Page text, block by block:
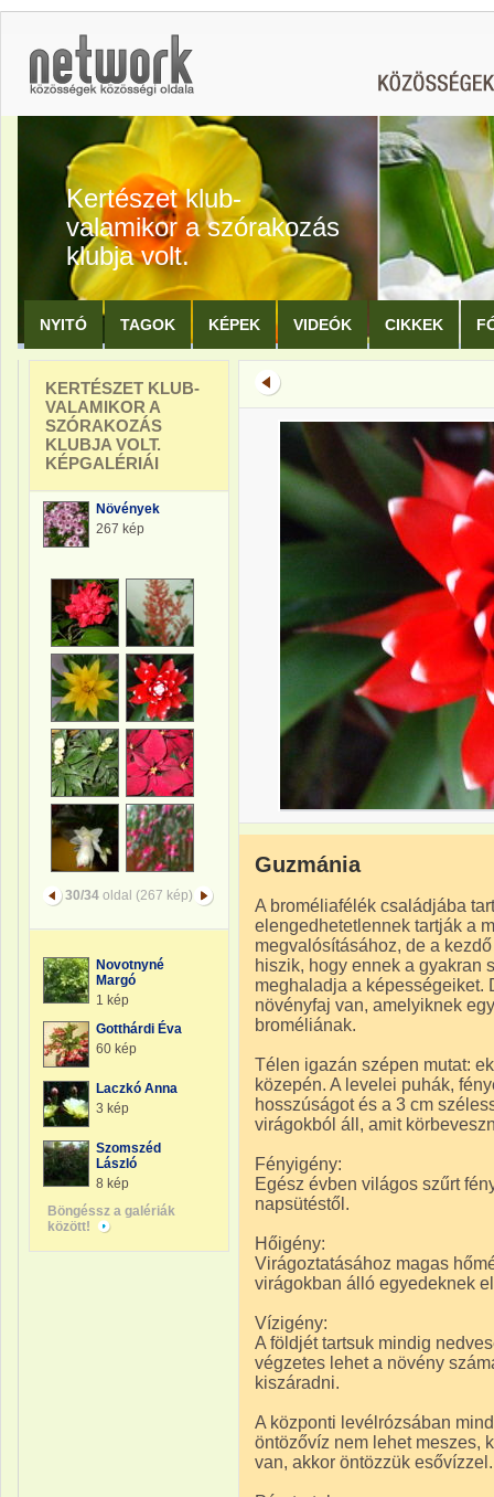
Kertészet klub-
valamikor a szórakozás
klubja volt.
NYITÓ TAGOK KÉPEK VIDEÓK CIKKEK
KERTÉSZET KLUB-
VALAMIKOR A
SZÓRAKOZÁS
KLUBJA VOLT.
KÉPGALÉRIÁI
Növények
267 kép
30/34 oldal (267 kép)
Novotnyné
Margó
1 kép
Gotthárdi Éva
60 kép
Laczkó Anna
3 kép
Szomszéd
László
8 kép
Böngéssz a galériák
között!
Guzmánia
A broméliafélék családjába
elengedhetetlennek tartják a
megvalósításához, de a
hiszik, hogy ennek a gyakran
meghaladja a képességeiket.
növényfaj van, amelyiknek
broméliának.
Télen igazán szépen mutat:
közepén. A levelei puhák,
hosszúságot és a 3 cm
virágokból áll, amit
Fényigény:
Egész évben világos szűrt
napsütéstől.
Hőigény:
Virágoztatásához magas
virágokban álló egyedeknek
Vízigény:
A földjét tartsuk mindig
végzetes lehet a növény
kiszáradni.
A központi levélrózsában
öntözővíz nem lehet meszes,
van, akkor öntözzük esővízzel.